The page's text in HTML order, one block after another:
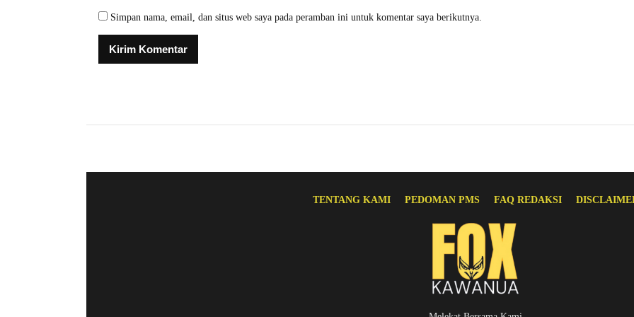
Simpan nama, email, dan situs web saya pada peramban ini untuk komentar saya berikutnya.
TENTANG KAMI PEDOMAN PMS FAQ REDAKSI